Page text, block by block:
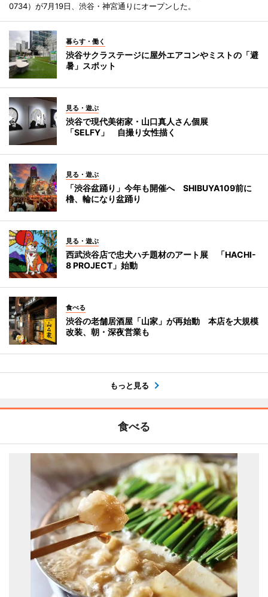
0734）が7月19日、渋谷・神宮通りにオープンした。
暮らす・働く
渋谷サクラステージに屋外エアコンやミストの「避
暑」スポット
見る・遊ぶ
渋谷で現代美術家・山口真人さん個展
「SELFY」 自撮り女性描く
見る・遊ぶ
「渋谷盆踊り」今年も開催へ SHIBUYA109前に
櫓、輪になり盆踊り
見る・遊ぶ
西武渋谷店で忠犬ハチ題材のアート展 「HACHI-
8 PROJECT」始動
食べる
渋谷の老舗居酒屋「山家」が再始動 本店を大規模
改装、朝・深夜営業も
もっと見る
食べる